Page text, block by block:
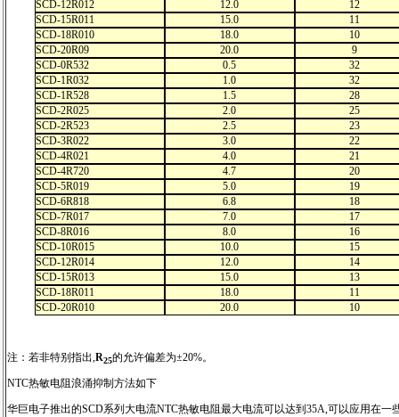
SCD-12R012 12.0
12
SCD-15R011
15.0
11
SCD-18R010
18.0
10
SCD-20R09
20.0
9
SCD-0R532
0.5
32
SCD-1R032
1.0
32
SCD-1R528
1.5
28
SCD-2R025
2.0
25
SCD-2R523
2.5
23
SCD-3R022
3.0
22
SCD-4R021
4.0
21
SCD-4R720
4.7
20
SCD-5R019
5.0
19
SCD-6R818
6.8
18
SCD-7R017
7.0
17
SCD-8R016
8.0
16
SCD-10R015
10.0
15
SCD-12R014
12.0
14
SCD-15R013
15.0
13
SCD-18R011
18.0
11
SCD-20R010
20.0 10
注：若非特别指出,R25的允许偏差为±20%。
NTC热敏电阻浪涌抑制方法如下
华巨电子推出的SCD系列大电流NTC热敏电阻最大电流可以达到35A,可以应用在